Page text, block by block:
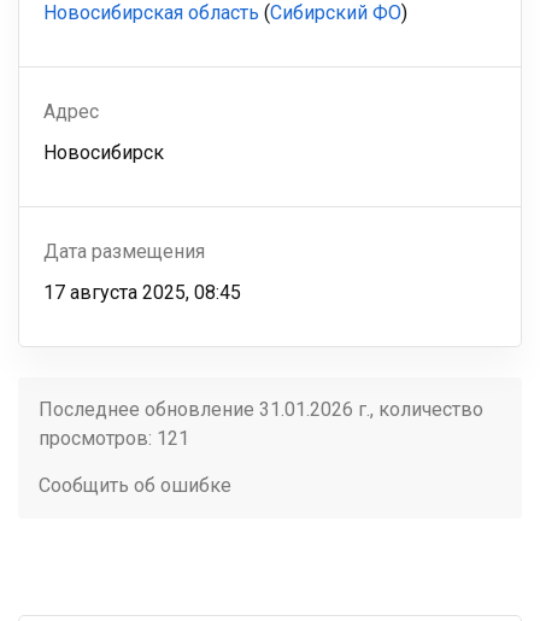
Новосибирская область (Сибирский ФО)
Адрес
Новосибирск
Дата размещения
17 августа 2025, 08:45
Последнее обновление 31.01.2026 г., количество
просмотров: 121
Сообщить об ошибке